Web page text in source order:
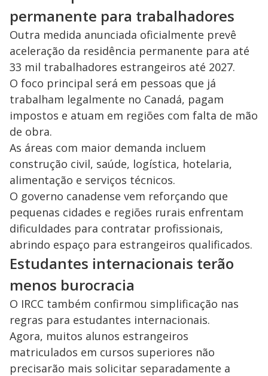
permanente para trabalhadores
Outra medida anunciada oficialmente prevê
aceleração da residência permanente para até
33 mil trabalhadores estrangeiros até 2027.
O foco principal será em pessoas que já
trabalham legalmente no Canadá, pagam
impostos e atuam em regiões com falta de mão
de obra.
As áreas com maior demanda incluem
construção civil, saúde, logística, hotelaria,
alimentação e serviços técnicos.
O governo canadense vem reforçando que
pequenas cidades e regiões rurais enfrentam
dificuldades para contratar profissionais,
abrindo espaço para estrangeiros qualificados.
Estudantes internacionais terão
menos burocracia
O IRCC também confirmou simplificação nas
regras para estudantes internacionais.
Agora, muitos alunos estrangeiros
matriculados em cursos superiores não
precisarão mais solicitar separadamente a